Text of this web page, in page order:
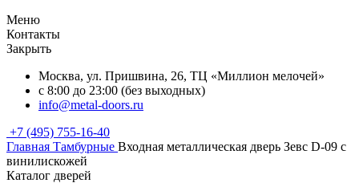
Меню
Контакты
Закрыть
Москва, ул. Пришвина, 26, ТЦ «Миллион мелочей»
с 8:00 до 23:00 (без выходных)
info@metal-doors.ru
+7 (495) 755-16-40
Главная Тамбурные Входная металлическая дверь Зевс D-09 с
винилискожей
Каталог дверей